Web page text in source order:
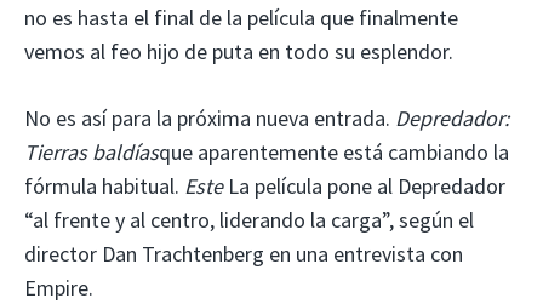
no es hasta el final de la película que finalmente
vemos al feo hijo de puta en todo su esplendor.
No es así para la próxima nueva entrada. Depredador:
Tierras baldíasque aparentemente está cambiando la
fórmula habitual. EsteLa película pone al Depredador
“al frente y al centro, liderando la carga”, según el
director Dan Trachtenberg en una entrevista con
Empire.